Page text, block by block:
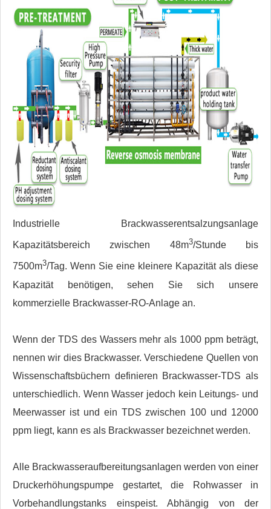
Industrielle Brackwasserentsalzungsanlage
Kapazitätsbereich zwischen 48m3/Stunde bis
7500m3/Tag. Wenn Sie eine kleinere Kapazität als diese
Kapazität benötigen, sehen Sie sich unsere
kommerzielle Brackwasser-RO-Anlage an.
Wenn der TDS des Wassers mehr als 1000 ppm beträgt,
nennen wir dies Brackwasser. Verschiedene Quellen von
Wissenschaftsbüchern definieren Brackwasser-TDS als
unterschiedlich. Wenn Wasser jedoch kein Leitungs- und
Meerwasser ist und ein TDS zwischen 100 und 12000
ppm liegt, kann es als Brackwasser bezeichnet werden.
Alle Brackwasseraufbereitungsanlagen werden von einer
Druckerhöhungspumpe gestartet, die Rohwasser in
Vorbehandlungstanks einspeist. Abhängig von der